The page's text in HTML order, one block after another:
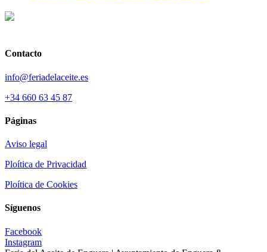
Contacto
info@feriadelaceite.es
+34 660 63 45 87
Páginas
Aviso legal
Ploítica de Privacidad
Ploítica de Cookies
Síguenos
Facebook
Instagram